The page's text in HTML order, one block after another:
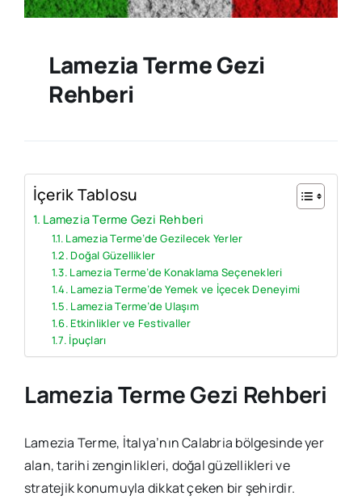
Lamezia Terme Gezi
Rehberi
İçerik Tablosu
Lamezia Terme Gezi Rehberi
Lamezia Terme’de Gezilecek Yerler
Doğal Güzellikler
Lamezia Terme’de Konaklama Seçenekleri
Lamezia Terme’de Yemek ve İçecek Deneyimi
Lamezia Terme’de Ulaşım
Etkinlikler ve Festivaller
İpuçları
Lamezia Terme Gezi Rehberi
Lamezia Terme, İtalya’nın Calabria bölgesinde yer
alan, tarihi zenginlikleri, doğal güzellikleri ve
stratejik konumuyla dikkat çeken bir şehirdir.